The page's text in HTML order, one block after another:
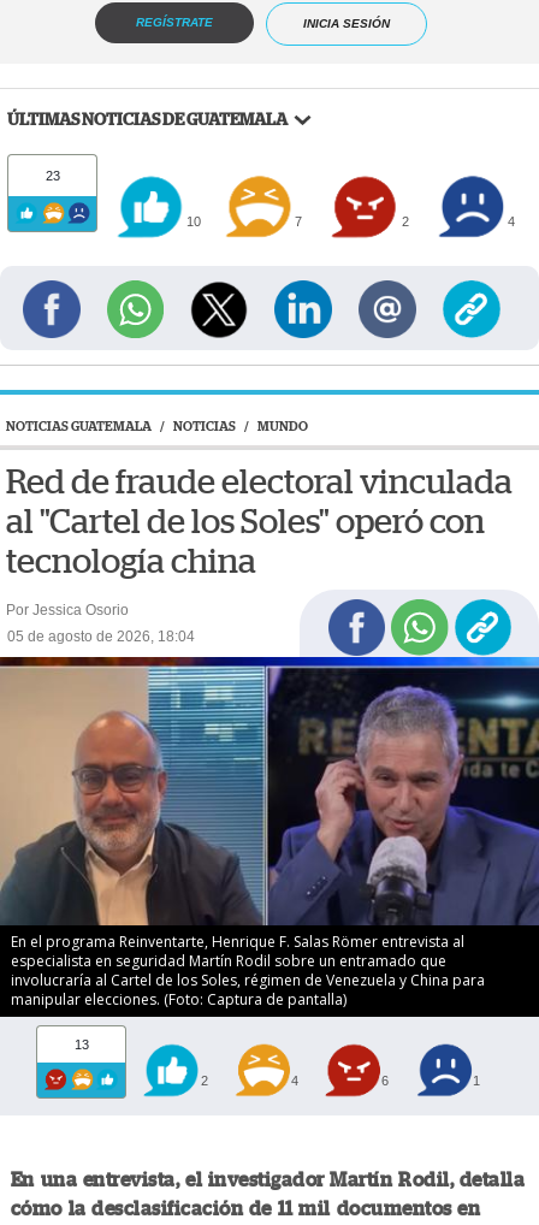
REGÍSTRATE INICIA SESIÓN
ÚLTIMAS NOTICIAS DE GUATEMALA
23
10 7 2 4
NOTICIAS GUATEMALA / NOTICIAS / MUNDO
Red de fraude electoral vinculada
al "Cartel de los Soles" operó con
tecnología china
Por Jessica Osorio
05 de agosto de 2026, 18:04
En el programa Reinventarte, Henrique F. Salas Römer entrevista al
especialista en seguridad Martín Rodil sobre un entramado que
involucraría al Cartel de los Soles, régimen de Venezuela y China para
manipular elecciones. (Foto: Captura de pantalla)
13
2 4 6 1
En una entrevista, el investigador Martín Rodil, detalla
cómo la desclasificación de 11 mil documentos en